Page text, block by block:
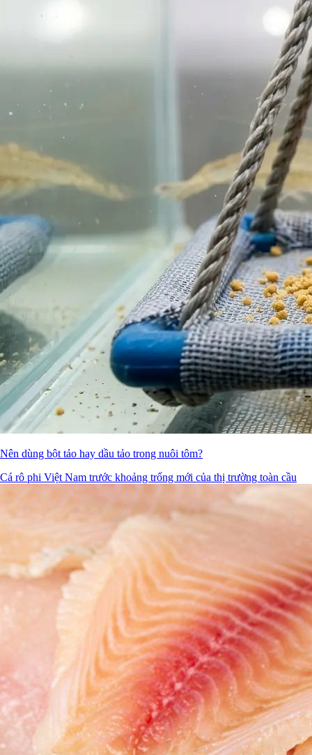
Nên dùng bột tảo hay dầu tảo trong nuôi tôm?
Cá rô phi Việt Nam trước khoảng trống mới của thị trường toàn cầu